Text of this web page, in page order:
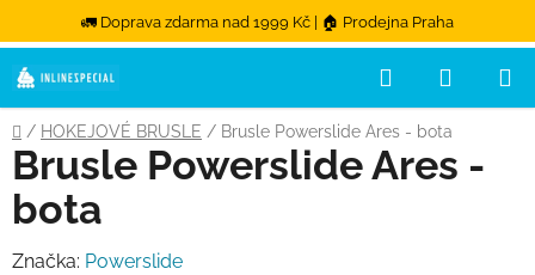
🚛 Doprava zdarma nad 1999 Kč | 🏠 Prodejna Praha
Přejít na obsah
Hledat
Domů
/ HOKEJOVÉ BRUSLE / Brusle Powerslide Ares - bota
Brusle Powerslide Ares -
bota
Značka: Powerslide